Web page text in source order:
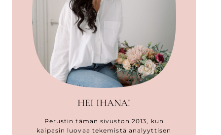
HEI IHANA!
Perustin tämän sivuston 2013, kun
kaipasin luovaa tekemistä analyyttisen